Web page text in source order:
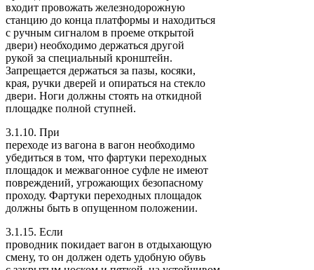
входит провожать железнодорожную
станцию до конца платформы и находиться
с ручным сигналом в проеме открытой
двери) необходимо держаться другой
рукой за специальный кронштейн.
Запрещается держаться за пазы, косяки,
края, ручки дверей и опираться на стекло
двери. Ноги должны стоять на откидной
площадке полной ступней.
3.1.10. При
переходе из вагона в вагон необходимо
убедиться в том, что фартуки переходных
площадок и межвагонное суфле не имеют
повреждений, угрожающих безопасному
проходу. Фартуки переходных площадок
должны быть в опущенном положении.
3.1.15. Если
проводник покидает вагон в отдыхающую
смену, то он должен одеть удобную обувь